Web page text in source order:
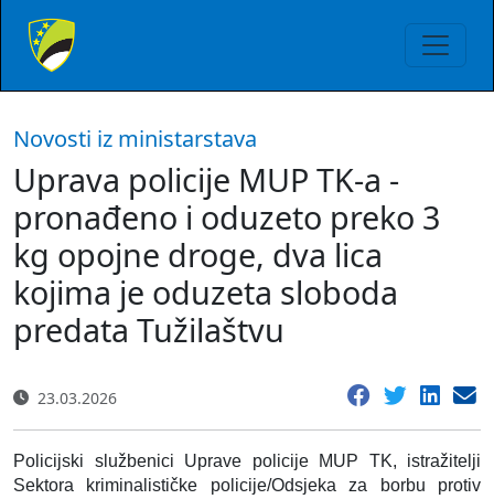
Novosti iz ministarstava
Uprava policije MUP TK-a -
pronađeno i oduzeto preko 3
kg opojne droge, dva lica
kojima je oduzeta sloboda
predata Tužilaštvu
23.03.2026
Policijski službenici Uprave policije MUP TK, istražitelji
Sektora kriminalističke policije/Odsjeka za borbu protiv